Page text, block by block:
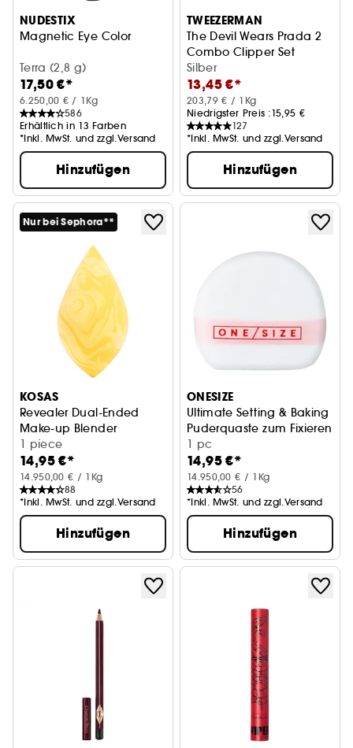
NUDESTIX
Magnetic Eye Color
Terra (2,8 g)
17,50 €*
6.250,00 € / 1Kg
586
Erhältlich in 13 Farben
*Inkl. MwSt. und zzgl.Versand
Hinzufügen
TWEEZERMAN
The Devil Wears Prada 2
Combo Clipper Set
Nagelknipser-Set
Silber
13,45 €*
203,79 € / 1Kg
Niedrigster Preis :15,95 €
127
*Inkl. MwSt. und zzgl.Versand
Hinzufügen
Nur bei Sephora**
KOSAS
Revealer Dual-Ended
Make-up Blender
Make-up-Schwamm
1 piece
14,95 €*
14.950,00 € / 1Kg
88
*Inkl. MwSt. und zzgl.Versand
Hinzufügen
ONESIZE
Ultimate Setting & Baking
Puderquaste zum Fixieren
1 pc
14,95 €*
14.950,00 € / 1Kg
56
*Inkl. MwSt. und zzgl.Versand
Hinzufügen